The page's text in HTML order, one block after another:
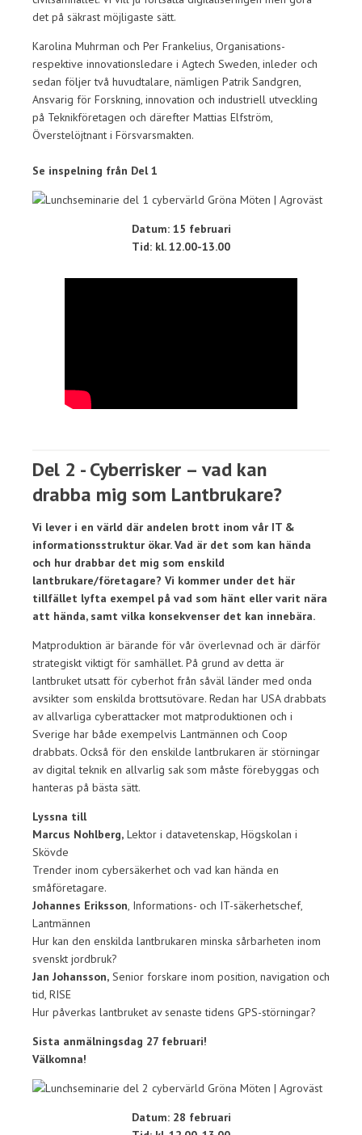
det på säkrast möjligaste sätt.
Karolina Muhrman och Per Frankelius, Organisations-
respektive innovationsledare i Agtech Sweden, inleder och
sedan följer två huvudtalare, nämligen Patrik Sandgren,
Ansvarig för Forskning, innovation och industriell utveckling
på Teknikföretagen och därefter Mattias Elfström,
Överstelöjtnant i Försvarsmakten.
Se inspelning från Del 1
Datum: 15 februari
Tid: kl. 12.00-13.00
Del 2 - Cyberrisker – vad kan
drabba mig som Lantbrukare?
Vi lever i en värld där andelen brott inom vår IT &
informationsstruktur ökar. Vad är det som kan hända
och hur drabbar det mig som enskild
lantbrukare/företagare? Vi kommer under det här
tillfället lyfta exempel på vad som hänt eller varit nära
att hända, samt vilka konsekvenser det kan innebära.
Matproduktion är bärande för vår överlevnad och är därför
strategiskt viktigt för samhället. På grund av detta är
lantbruket utsatt för cyberhot från såväl länder med onda
avsikter som enskilda brottsutövare. Redan har USA drabbats
av allvarliga cyberattacker mot matproduktionen och i
Sverige har både exempelvis Lantmännen och Coop
drabbats. Också för den enskilde lantbrukaren är störningar
av digital teknik en allvarlig sak som måste förebyggas och
hanteras på bästa sätt.
Lyssna till
Marcus Nohlberg, Lektor i datavetenskap, Högskolan i
Skövde
Trender inom cybersäkerhet och vad kan hända en
småföretagare.
Johannes Eriksson, Informations- och IT-säkerhetschef,
Lantmännen
Hur kan den enskilda lantbrukaren minska sårbarheten inom
svenskt jordbruk?
Jan Johansson, Senior forskare inom position, navigation och
tid, RISE
Hur påverkas lantbruket av senaste tidens GPS-störningar?
Sista anmälningsdag 27 februari!
Välkomna!
Datum: 28 februari